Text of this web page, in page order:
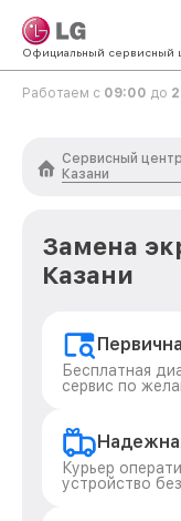
Официальный сервисный
Работаем с 09:00 до
Сервисный
Казани
Замена
Казани
Бесплатная
сервис по
Курьер
устройство